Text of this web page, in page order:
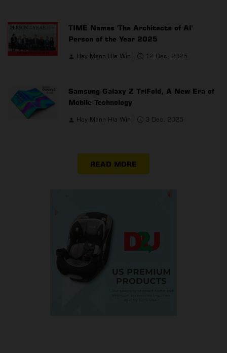
TIME Names 'The Architects of AI'
Person of the Year 2025
Hay Mann Hla Win 12 Dec, 2025
Samsung Galaxy Z TriFold, A New Era of
Mobile Technology
Hay Mann Hla Win 3 Dec, 2025
READ MORE